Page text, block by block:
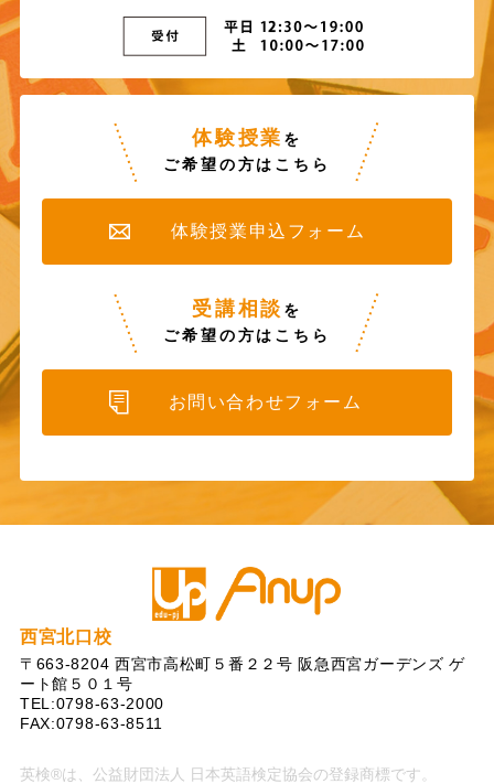
受付 平日12:30
体験授業 を
ご希望の方はこちら
体験授業申込フォーム
受講相談 を
ご希望の方はこちら
お問い合わせフォーム
西宮北口校
〒663-8204 西宮市高松町５番２２号 阪急西宮ガーデンズ ゲ
ート館５０１号
TEL:0798-63-2000
FAX:0798-63-8511
英検®は、公益財団法人 日本英語検定協会の登録商標です。